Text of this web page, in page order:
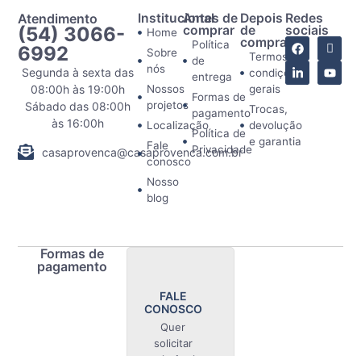
Atendimento
(54) 3066-
6992
Segunda à sexta das
08:00h às 19:00h
Sábado das 08:00h
às 16:00h
casaprovenca@casaprovenca.com.br
Institucional
Home
Sobre
nós
Nossos
projetos
Localização
Fale
conosco
Nosso
blog
Antes de
comprar
Política
de
entrega
Formas de
pagamento
Política de
Privacidade
Depois
de
comprar
Termos e
condições
gerais
Trocas,
devolução
e garantia
Redes
sociais
Formas de
pagamento
FALE
CONOSCO
Quer
solicitar